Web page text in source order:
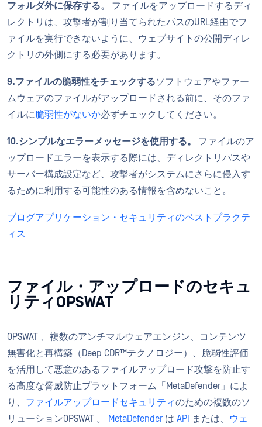
フォルダ外に保存する。 ファイルをアップロードするディ
レクトリは、攻撃者が割り当てられたパスのURL経由でフ
ァイルを実行できないように、ウェブサイトの公開ディレ
クトリの外側にする必要があります。
9.ファイルの脆弱性をチェックするソフトウェアやファー
ムウェアのファイルがアップロードされる前に、そのファ
イルに脆弱性がないか必ずチェックしてください。
10.シンプルなエラーメッセージを使用する。 ファイルのア
ップロードエラーを表示する際には、ディレクトリパスや
サーバー構成設定など、攻撃者がシステムにさらに侵入す
るために利用する可能性のある情報を含めないこと。
ブログアプリケーション・セキュリティのベストプラクテ
ィス
ファイル・アップロードのセキュ
リティOPSWAT
OPSWAT 、複数のアンチマルウェアエンジン、コンテンツ
無害化と再構築（Deep CDR™テクノロジー）、脆弱性評価
を活用して悪意のあるファイルアップロード攻撃を防止す
る高度な脅威防止プラットフォーム「MetaDefender」によ
り、 ファイルアップロードセキュリティのための複数のソ
リューションOPSWAT 。
MetaDefender は API または、
ウェ